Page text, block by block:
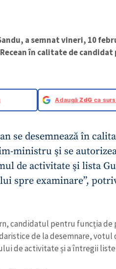
a semnat vineri, 10
în calitate de
AdaugăZdG ca
se desemnează în
ministru şi se
de activitate şi lista
spre examinare”,
candidatul pentru funcția de
de la desemnare, votul
de activitate și a întregii liste